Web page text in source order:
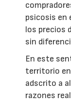
psicosis en
los precios
sin
En este
territorio en
adscrito a
razones